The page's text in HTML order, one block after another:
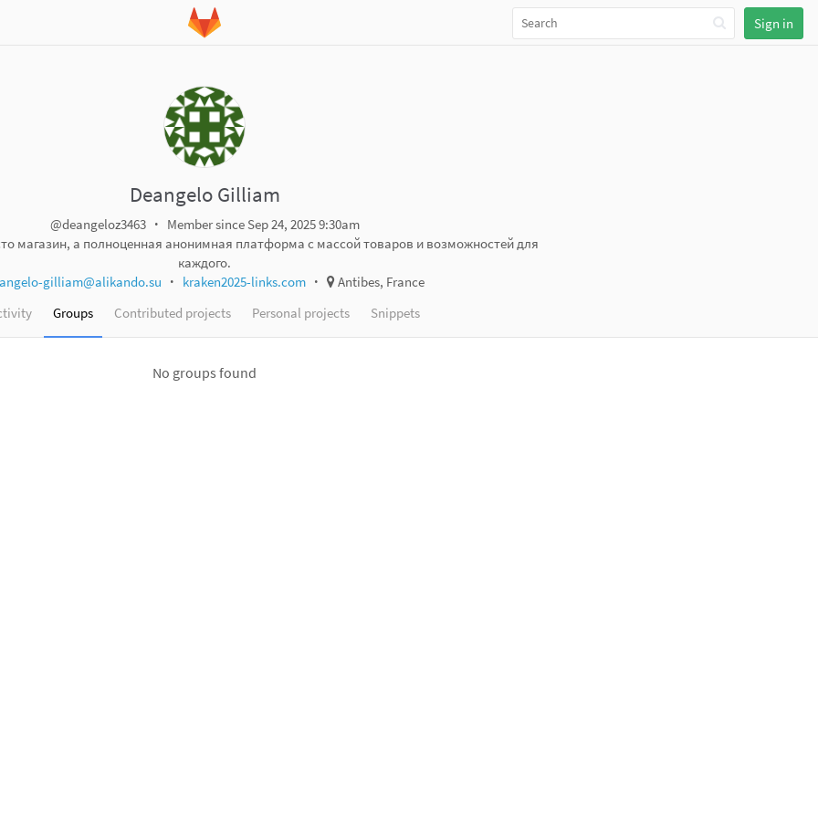
Sign in
Deangelo Gilliam
@deangeloz3463
Member since Sep 24, 2025 9:30am
магазин, а полноценная анонимная платформа с массой товаров и возможностей для
каждого.
gilliam@alikando.su
kraken2025-links.com
Antibes, France
Groups Contributed projects Personal projects Snippets
No groups found